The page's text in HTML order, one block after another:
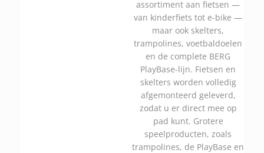
assortiment aan fietsen —
van kinderfiets tot e-bike —
maar ook skelters,
trampolines, voetbaldoelen
en de complete BERG
PlayBase-lijn. Fietsen en
skelters worden volledig
afgemonteerd geleverd,
zodat u er direct mee op
pad kunt. Grotere
speelproducten, zoals
trampolines, de PlayBase en